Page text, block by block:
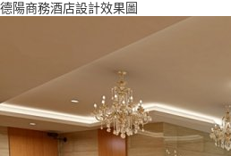
德陽商務酒店設計效果圖